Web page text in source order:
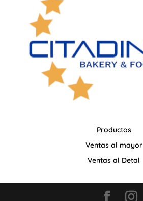
Productos
Ventas al mayor
Ventas al Detal